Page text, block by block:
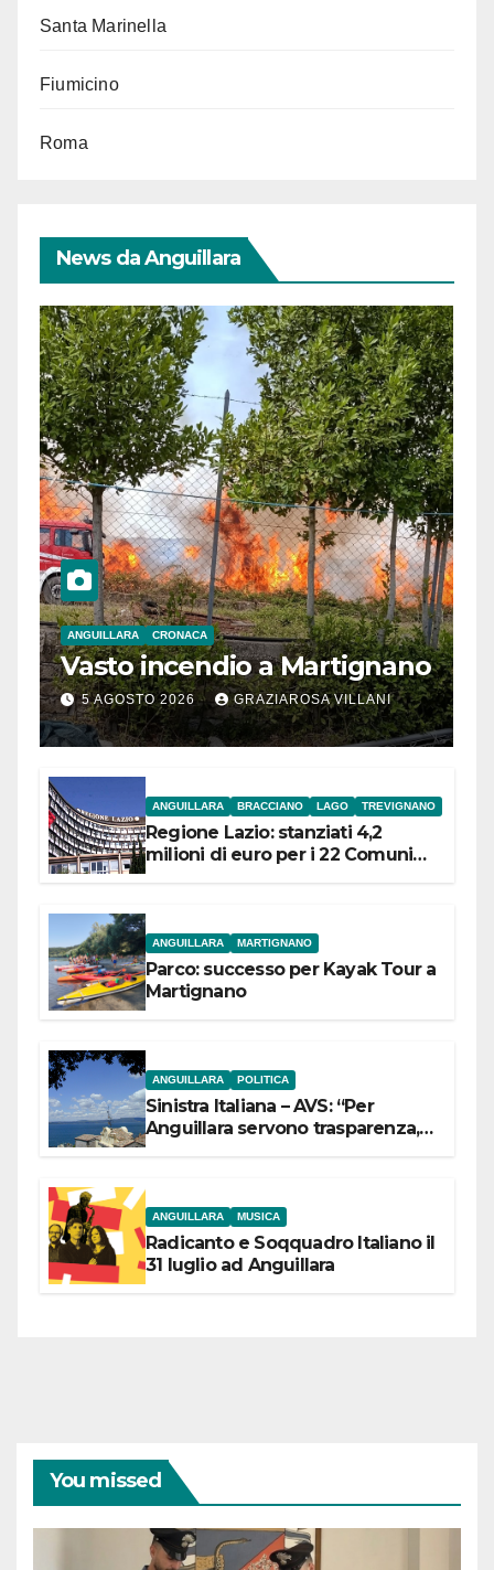
Santa Marinella
Fiumicino
Roma
News da Anguillara
ANGUILLARA CRONACA
Vasto incendio a Martignano
5 AGOSTO 2026 GRAZIAROSA VILLANI
ANGUILLARA BRACCIANO LAGO TREVIGNANO
Regione Lazio: stanziati 4,2
milioni di euro per i 22 Comuni
ANGUILLARA MARTIGNANO
Parco: successo per Kayak Tour a
Martignano
ANGUILLARA POLITICA
Sinistra Italiana – AVS: “Per
Anguillara servono trasparenza,
ANGUILLARA MUSICA
Radicanto e Soqquadro Italiano il
31 luglio ad Anguillara
You missed